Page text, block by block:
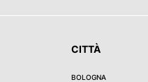
CITTÀ
BOLOGNA